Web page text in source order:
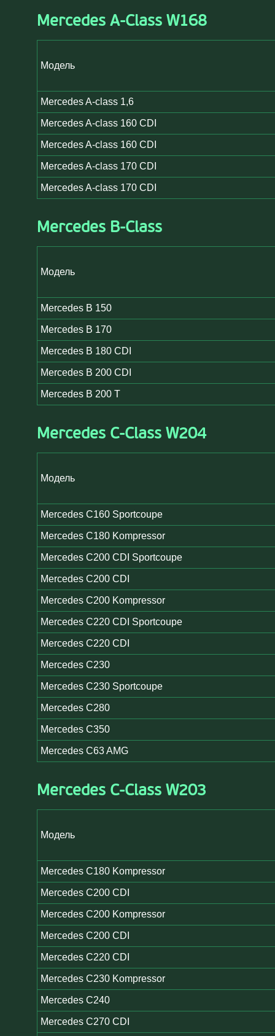
Mercedes A-Class W168
Модель
Mercedes A-class 1,6
Mercedes A-class 160 CDI
Mercedes A-class 160 CDI
Mercedes A-class 170 CDI
Mercedes A-class 170 CDI
Mercedes B-Class
Модель
Mercedes B 150
Mercedes B 170
Mercedes B 180 CDI
Mercedes B 200 CDI
Mercedes B 200 T
Mercedes C-Class W204
Модель
Mercedes C160 Sportcoupe
Mercedes C180 Kompressor
Mercedes C200 CDI Sportcoupe
Mercedes C200 CDI
Mercedes C200 Kompressor
Mercedes C220 CDI Sportcoupe
Mercedes C220 CDI
Mercedes C230
Mercedes C230 Sportcoupe
Mercedes C280
Mercedes C350
Mercedes C63 AMG
Mercedes C-Class W203
Модель
Mercedes C180 Kompressor
Mercedes C200 CDI
Mercedes C200 Kompressor
Mercedes C200 CDI
Mercedes C220 CDI
Mercedes C230 Kompressor
Mercedes C240
Mercedes C270 CDI